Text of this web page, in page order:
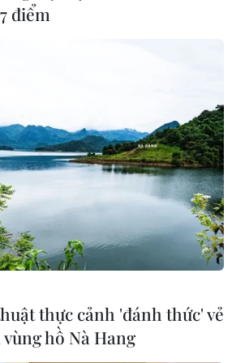
Nẵng
điểm
thực cảnh 'đánh thức' vẻ
hồ Nà Hang